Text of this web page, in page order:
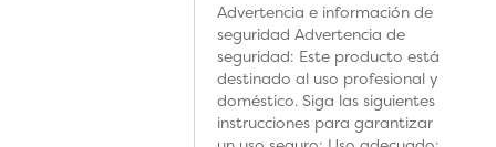
Advertencia e información de
seguridad Advertencia de
seguridad: Este producto está
destinado al uso profesional y
doméstico. Siga las siguientes
instrucciones para garantizar